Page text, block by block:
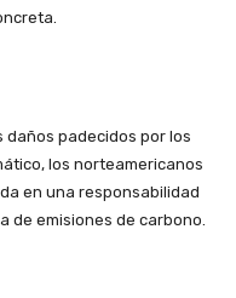
daños padecidos por los
los norteamericanos
en una responsabilidad
de emisiones de carbono.